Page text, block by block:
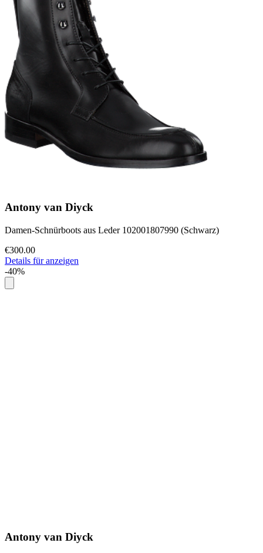
Antony van Diyck
Damen-Schnürboots aus Leder 102001807990 (Schwarz)
€300.00
Details für anzeigen
-40%
Antony van Diyck